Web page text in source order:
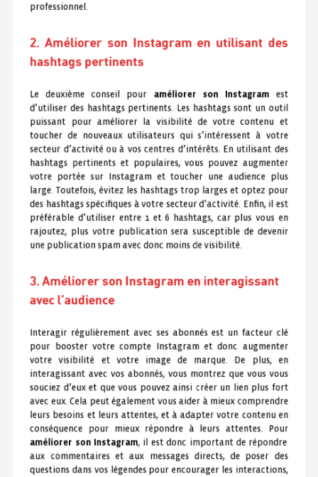
professionnel.
2. Améliorer son Instagram en utilisant des
hashtags pertinents
Le deuxième conseil pour améliorer son Instagram est
d’utiliser des hashtags pertinents. Les hashtags sont un outil
puissant pour améliorer la visibilité de votre contenu et
toucher de nouveaux utilisateurs qui s’intéressent à votre
secteur d’activité ou à vos centres d’intérêts. En utilisant des
hashtags pertinents et populaires, vous pouvez augmenter
votre portée sur Instagram et toucher une audience plus
large. Toutefois, évitez les hashtags trop larges et optez pour
des hashtags spécifiques à votre secteur d’activité. Enfin, il est
préférable d’utiliser entre 1 et 6 hashtags, car plus vous en
rajoutez, plus votre publication sera susceptible de devenir
une publication spam avec donc moins de visibilité.
3. Améliorer son Instagram en interagissant
avec l’audience
Interagir régulièrement avec ses abonnés est un facteur clé
pour booster votre compte Instagram et donc augmenter
votre visibilité et votre image de marque. De plus, en
interagissant avec vos abonnés, vous montrez que vous vous
souciez d’eux et que vous pouvez ainsi créer un lien plus fort
avec eux. Cela peut également vous aider à mieux comprendre
leurs besoins et leurs attentes, et à adapter votre contenu en
conséquence pour mieux répondre à leurs attentes. Pour
améliorer son Instagram, il est donc important de répondre
aux commentaires et aux messages directs, de poser des
questions dans vos légendes pour encourager les interactions,